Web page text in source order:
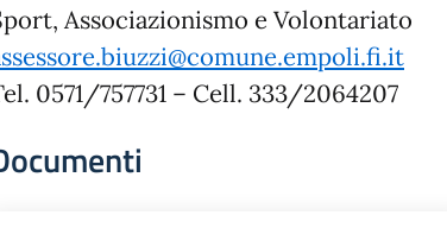
Associazionismo e Volontariato
0571/757731 – Cell. 333/2064207